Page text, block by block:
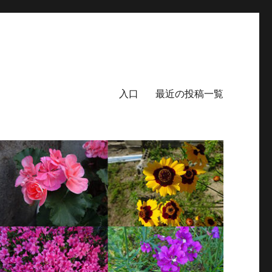
入口 最近の投稿一覧